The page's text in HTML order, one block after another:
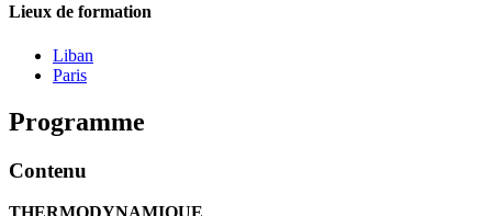
Lieux de formation
Liban
Paris
Programme
Contenu